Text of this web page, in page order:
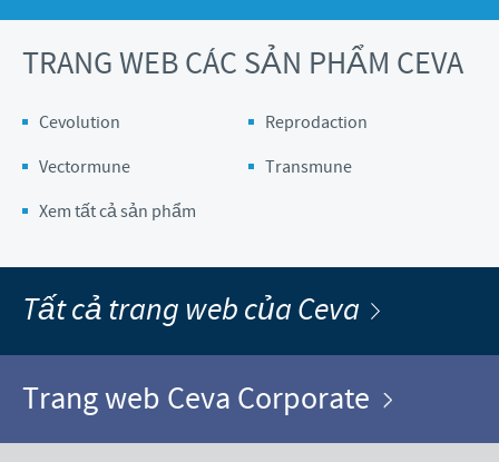
TRANG WEB CÁC SẢN PHẨM CEVA
Cevolution
Reprodaction
Vectormune
Transmune
Xem tất cả sản phẩm
Tất cả trang web của Ceva
Trang web Ceva Corporate